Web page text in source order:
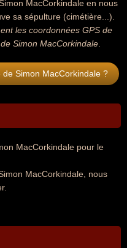
MacCorkindale en nous
sa sépulture (cimétière...).
les coordonnées GPS de
Simon MacCorkindale
Simon MacCorkindale ?
MacCorkindale pour le
MacCorkindale, nous